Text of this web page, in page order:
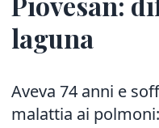
laguna
Aveva 74 anni e
malattia ai